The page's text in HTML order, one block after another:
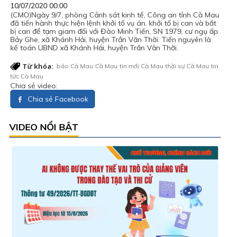
10/07/2020 00:00
(CMO)Ngày 9/7, phòng Cảnh sát kinh tế, Công an tỉnh Cà Mau
đã tiến hành thực hiện lệnh khởi tố vụ án, khởi tố bị can và bắt
bị can để tạm giam đối với Đào Minh Tiến, SN 1979, cư ngụ ấp
Bảy Ghe, xã Khánh Hải, huyện Trần Văn Thời. Tiến nguyên là
kế toán UBND xã Khánh Hải, huyện Trần Văn Thời.
Từ khóa: báo Cà Mau Cà Mau tin mới Cà Mau thời sự Cà Mau tin
tức Cà Mau
Chia sẻ video:
Chia sẻ Facebook
VIDEO NỔI BẬT